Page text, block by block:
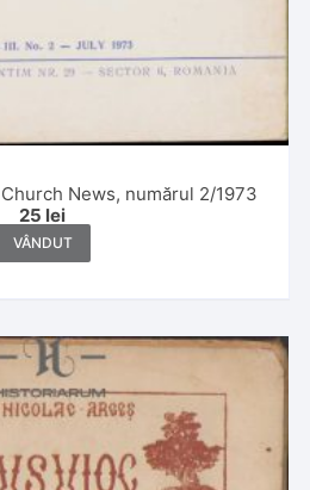
News, numărul 2/1973
25 lei
VÂNDUT